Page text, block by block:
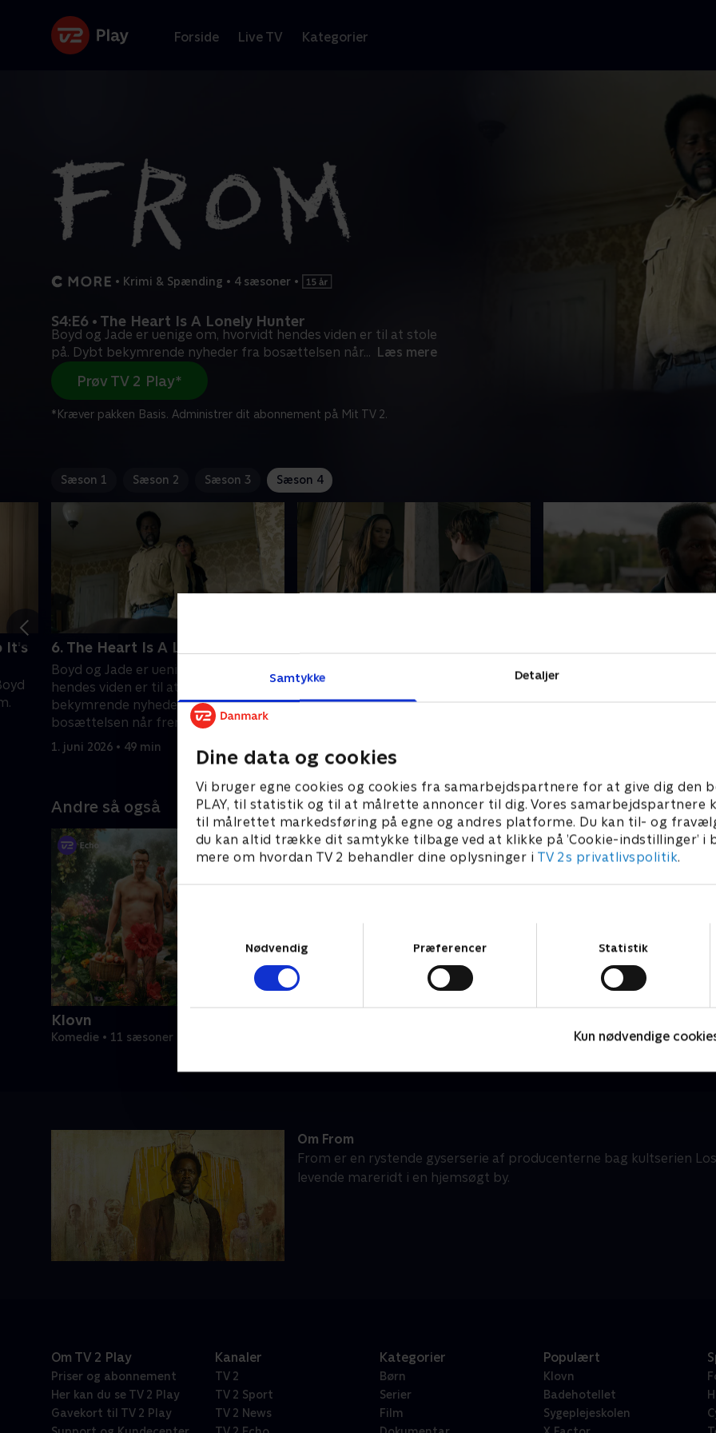
Samtykke Detaljer
Dine data og cookies
Vi bruger egne cookies og cookies fra samarbejdspartnere for at give dig den
PLAY, til statistik og til at målrette annoncer til dig. Vores samarbejdspartnere
til målrettet markedsføring på egne og andres platforme. Du kan til- og
du kan altid trække dit samtykke tilbage ved at klikke på ’Cookie-indstillinger’ i
mere om hvordan TV 2 behandler dine oplysninger i TV 2s privatlivspolitik.
Nødvendig
Præferencer Statistik
Kun nødvendige
Forside Live TV Kategorier
• Krimi & Spænding • 4 sæsoner •
S4:E6 • The Heart Is A Lonely Hunter
Boyd og Jade er uenige om, hvorvidt hendes viden er til at stole
på. Dybt bekymrende nyheder fra bosættelsen når... Læs mere
Prøv TV 2 Play*
*Kræver pakken Basis. Administrer dit abonnement på Mit TV 2.
Sæson 1 Sæson 2 Sæson 3 Sæson 4
It's 6. The Heart Is A Lonely Hunter
Boyd og Jade er uenige om, hvorvidt
hendes viden er til at stole på. Dybt
bekymrende nyheder fra
bosættelsen når frem til byen.
1. juni 2026 • 49 min
Da Tabithas og Jades problematiske
fortid bliver afsløret, begynder det at
gå ned ad bakke for en anden
9. juni 2026 • 48 min
En risikabel plan vokser
Andre så også
Klovn
Komedie • 11 sæsoner
Om From
From er en rystende gyserserie af producenterne bag kultserien
levende mareridt i en hjemsøgt by.
Om TV 2 Play
Priser og abonnement
Her kan du se TV 2 Play
Gavekort til TV 2 Play
Kanaler
TV 2
TV 2 Sport
TV 2 News
Kategorier
Børn
Serier
Film
Populært
Klovn
Badehotellet
Sygeplejeskolen